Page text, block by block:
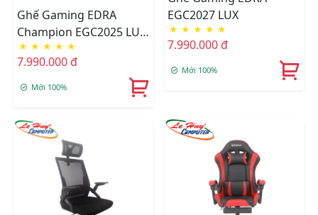
Ghế Gaming EDRA
Champion EGC2025 LUX
- FORTUNE
★ ★ ★ ★ ★
7.990.000 đ
Mới 100%
EGC2027 LUX
★ ★ ★ ★ ★
7.990.000 đ
Mới 100%